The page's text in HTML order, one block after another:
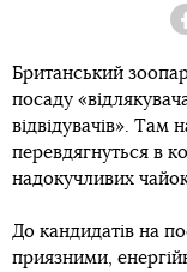
Британський
посаду
відвідувачів». Там
перевдягнуться в
надокучливих
До кандидатів на
приязними,